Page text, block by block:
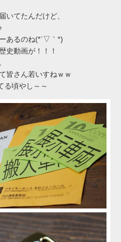
いてたんだけど、
あるのね(*´▽｀*)
史動画が！！！
皆さん若いすねｗｗ
る頃やし～～